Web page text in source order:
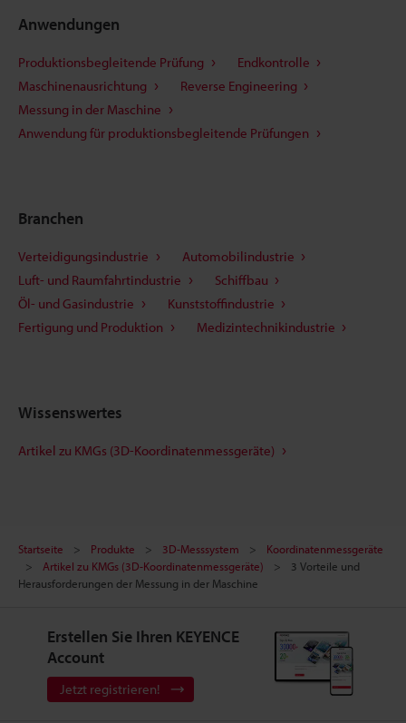
Anwendungen
Produktionsbegleitende Prüfung
Endkontrolle
Maschinenausrichtung
Reverse Engineering
Messung in der Maschine
Anwendung für produktionsbegleitende Prüfungen
Branchen
Verteidigungsindustrie
Automobilindustrie
Luft- und Raumfahrtindustrie
Schiffbau
Öl- und Gasindustrie
Kunststoffindustrie
Fertigung und Produktion
Medizintechnikindustrie
Wissenswertes
Artikel zu KMGs (3D-Koordinatenmessgeräte)
Startseite Produkte 3D-Messsystem
Koordinatenmessgeräte
Artikel zu KMGs (3D-Koordinatenmessgeräte)
3 Vorteile und
Herausforderungen der Messung in der Maschine
Erstellen Sie Ihren KEYENCE
Account
Jetzt registrieren!